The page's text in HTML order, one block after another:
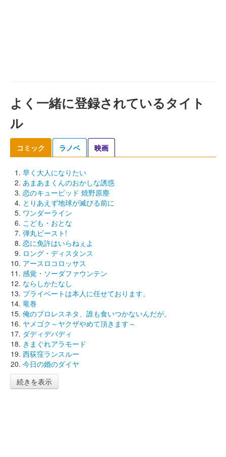
よく一緒に登録されているタイト
ル
コミック ラノベ 映画
早く大人になりたい
あまあまくんのおかしな誘惑
恋のキューピッド 焼野原塵
とりあえず地球が滅びる前に
ワンダーライン
こども・おとな
弾丸ビースト!
恋に免許はいらねぇよ
ロング・ディスタンス
アースロコロッサス
感覚・ソーダファウンテン
ならしかたなし
プライベートは本人に任せております。
竜巻
俺のプロレスネタ、誰も食いつかないんだが。
ヤメゴク～ヤクザやめて頂きます～
ダディデバディ
きまぐれアラモード
西荻窪ランスルー
今日の婚のダイヤ
続きを表示